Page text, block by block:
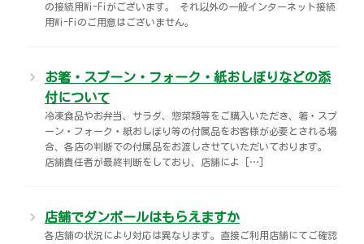
の接続用Wi-Fiがございます。 それ以外の一般インターネット接続
用Wi-Fiのご用意はございません。
お箸・スプーン・フォーク・紙おしぼりなどの添
付について
冷凍食品やお弁当、サラダ、惣菜類等をご購入いただき、箸・スプ
ーン・フォーク・紙おしぼり等の付属品をお客様が必要とされる場
合、各店の判断での付属品をお渡しさせていただいております。
店舗責任者が最終判断をしており、店舗によ […]
店舗でダンボールはもらえますか
各店舗の状況により対応は異なります。直接ご利用店舗にてご確認